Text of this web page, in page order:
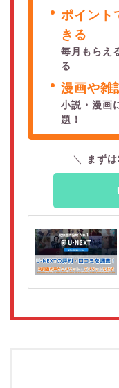
ポイント
きる
毎月もらえ
る
漫画や雑
小説・漫画
題！
まず